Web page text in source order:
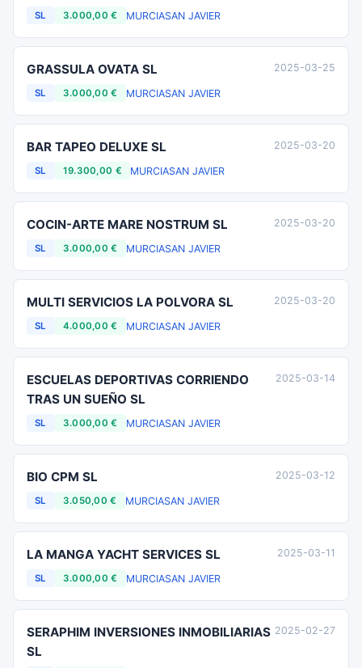
SL 3.000,00 € MURCIASAN JAVIER
GRASSULA OVATA SL
SL 3.000,00 € MURCIASAN JAVIER
2025-03-25
BAR TAPEO DELUXE SL
SL 19.300,00 € MURCIASAN JAVIER
2025-03-20
COCIN-ARTE MARE NOSTRUM SL
SL 3.000,00 € MURCIASAN JAVIER
2025-03-20
MULTI SERVICIOS LA POLVORA SL
SL 4.000,00 € MURCIASAN JAVIER
2025-03-20
ESCUELAS DEPORTIVAS CORRIENDO
TRAS UN SUEÑO SL
SL 3.000,00 € MURCIASAN JAVIER
2025-03-14
BIO CPM SL
SL 3.050,00 € MURCIASAN JAVIER
2025-03-12
LA MANGA YACHT SERVICES SL
SL 3.000,00 € MURCIASAN JAVIER
2025-03-11
SERAPHIM INVERSIONES INMOBILIARIAS
SL
2025-02-27